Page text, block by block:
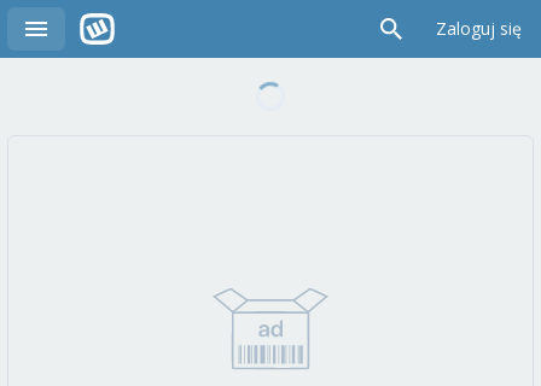
Zaloguj się